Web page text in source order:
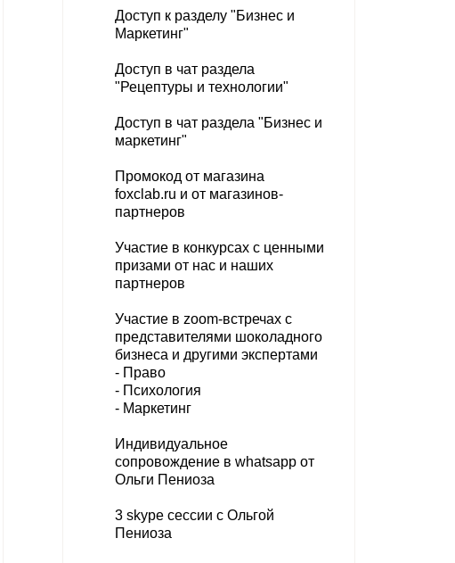
Доступ к разделу "Бизнес и
Маркетинг"
Доступ в чат раздела
"Рецептуры и технологии"
Доступ в чат раздела "Бизнес и
маркетинг"
Промокод от магазина
foxclab.ru и от магазинов-
партнеров
Участие в конкурсах с ценными
призами от нас и наших
партнеров
Участие в zoom-встречах с
представителями шоколадного
бизнеса и другими экспертами
- Право
- Психология
- Маркетинг
Индивидуальное
сопровождение в whatsapp от
Ольги Пениоза
3 skype сессии с Ольгой
Пениоза